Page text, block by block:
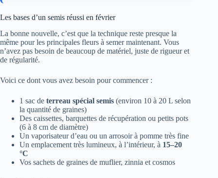
Les bases d’un semis réussi en février
La bonne nouvelle, c’est que la technique reste presque la
même pour les principales fleurs à semer maintenant. Vous
n’avez pas besoin de beaucoup de matériel, juste de rigueur et
de régularité.
Voici ce dont vous avez besoin pour commencer :
1 sac de terreau spécial semis (environ 10 à 20 L selon
la quantité de graines)
Des caissettes, barquettes de récupération ou petits pots
(6 à 8 cm de diamètre)
Un vaporisateur d’eau ou un arrosoir à pomme très fine
Un emplacement très lumineux, à l’intérieur, à 15–20
°C
Vos sachets de graines de muflier, zinnia et cosmos